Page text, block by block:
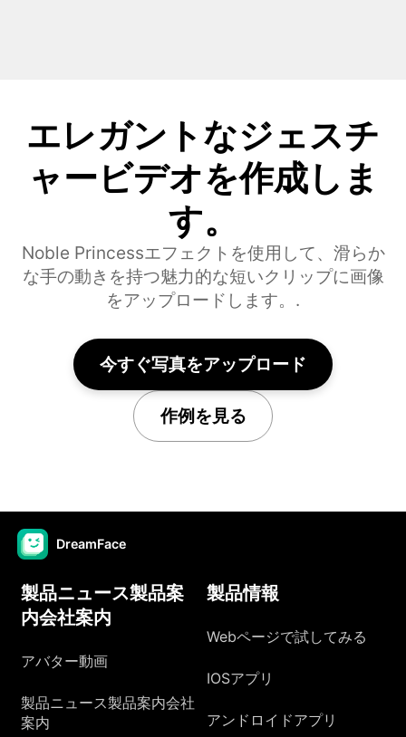
エレガントなジェスチ
ャービデオを作成しま
す。
Noble Princessエフェクトを使用して、滑らか
な手の動きを持つ魅力的な短いクリップに画像
をアップロードします。.
今すぐ写真をアップロード
作例を見る
DreamFace
製品ニュース製品案
内会社案内
アバター動画
製品ニュース製品案内会社
案内
製品情報
Webページで試してみる
IOSアプリ
アンドロイドアプリ